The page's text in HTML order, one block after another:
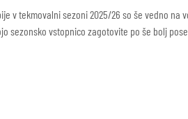
v tekmovalni sezoni 2025/26 so še vedno na
sezonsko vstopnico zagotovite po še bolj